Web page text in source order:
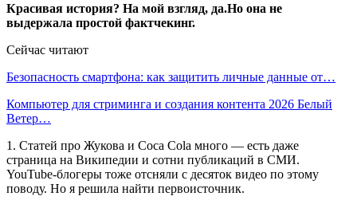
Красивая история? На мой взгляд, да.Но она не
выдержала простой фактчекинг.
Сейчас читают
Безопасность смартфона: как защитить личные данные от…
Компьютер для стриминга и создания контента 2026 Белый
Ветер…
1. Статей про Жукова и Coca Cola много — есть даже
страница на Википедии и сотни публикаций в СМИ.
YouTube-блогеры тоже отсняли с десяток видео по этому
поводу. Но я решила найти первоисточник.